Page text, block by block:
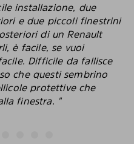
installazione, due
e due piccoli finestrini
di un Renault
è facile, se vuoi
Difficile da fallisce
che questi sembrino
protettive che
finestra. "